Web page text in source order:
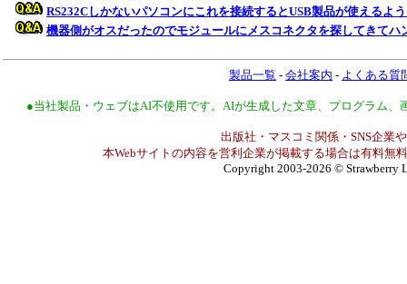
RS232Cしかないパソコンにこれを接続するとUSB製品が使えるよ
機器側がオスだったのでモジュールにメスコネクタを探してきて
製品一覧 - 会社案内 - よくある質
●当社製品・ウェブはAI不使用です。AIが生成した文章、プログラム
出版社・マスコミ関係・SNS企業
本Webサイトの内容を営利企業が掲載する場合は有料無
Copyright 2003-2026 © Strawberry